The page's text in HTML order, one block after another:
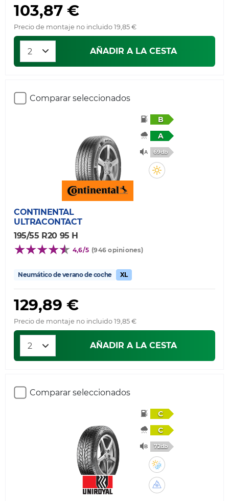
103,87 €
Precio de montaje no incluido 19,85 €
AÑADIR A LA CESTA
Comparar seleccionados
B
A
69db
CONTINENTAL
ULTRACONTACT
195/55 R20 95 H
4,6/5 (946 opiniones)
Neumático de verano de coche XL
129,89 €
Precio de montaje no incluido 19,85 €
AÑADIR A LA CESTA
Comparar seleccionados
C
C
72db